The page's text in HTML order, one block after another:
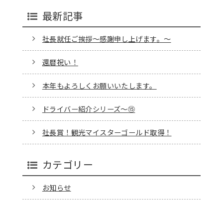
最新記事
社長就任ご挨拶～感謝申し上げます。～
還暦祝い！
本年もよろしくお願いいたします。
ドライバー紹介シリーズ～⑮
社長賞！観光マイスターゴールド取得！
カテゴリー
お知らせ